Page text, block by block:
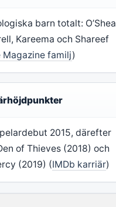
barn totalt: O’Shea
Kareema och Shareef
Magazine familj)
2015, därefter
of Thieves (2018) och
(2019) (IMDb karriär)